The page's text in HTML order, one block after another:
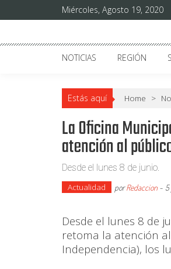
Miércoles, Agosto 19, 2020
Firmat24
el tiempo no para
NOTICIAS REGIÓN
Estás aquí Home >
La Oficina
atención al
Desde el lunes 8 de junio.
Actualidad porRedaccion -
Desde el lunes 8 de
retoma la atención
Independencia), los